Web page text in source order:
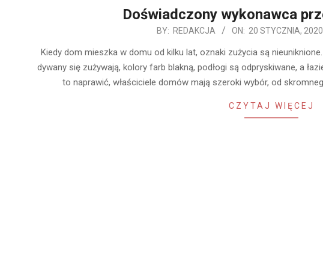
Doświadczony wykonawca
BY: REDAKCJA ON: 20 STYCZNIA, 2020
Kiedy dom mieszka w domu od kilku lat, oznaki zużycia są
dywany się zużywają, kolory farb blakną, podłogi są odpryskiwane, a
to naprawić, właściciele domów mają szeroki wybór, od
CZYTAJ WIĘCEJ